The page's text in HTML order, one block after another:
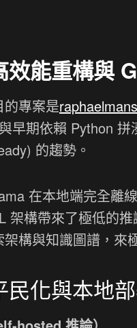
效能重構與
專案是
早期依賴 Python
的趨勢。
在本地端完全離
架構帶來了極低的
構與知識圖譜，來
民化與本地